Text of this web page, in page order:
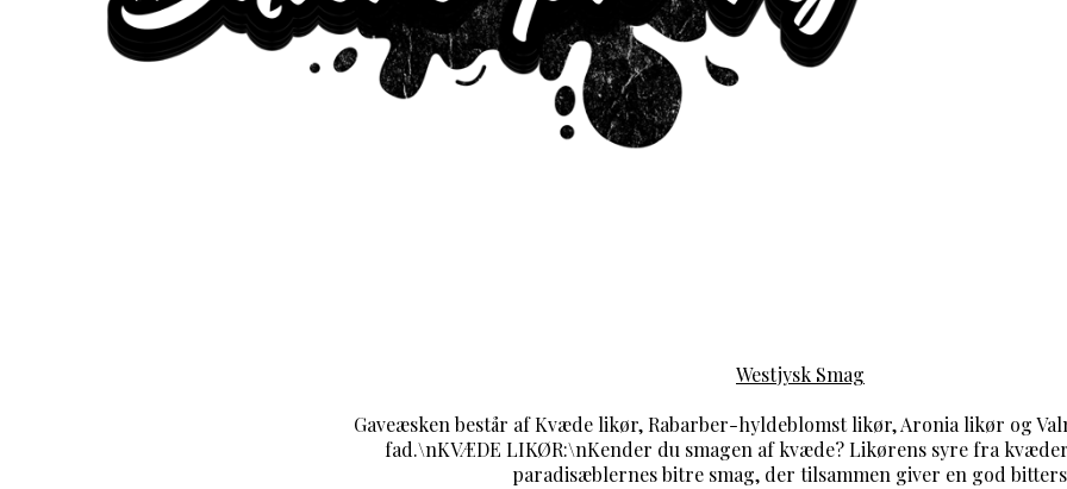
Westjysk Smag
Gaveæsken består af Kvæde likør, Rabarber-hyldeblomst likør, Aronia likør og
fad.\nKVÆDE LIKØR:\nKender du smagen af kvæde? Likørens syre fra
paradisæblernes bitre smag, der tilsammen giver en god